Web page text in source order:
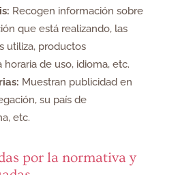
Recogen información sobre
que está realizando, las
utiliza, productos
de uso, idioma, etc.
Muestran publicidad en
su país de
etc.
por la normativa y